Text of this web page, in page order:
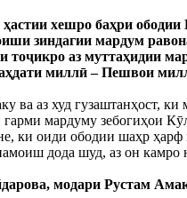
хешро баҳри ободии
зиндагии мардум
тоҷикро аз муттаҳидии
миллӣ – Пешвои
ва аз худ гузаштанҳост,
мардуму зебогиҳои
ки оиди ободии шаҳр
дода шуд, аз он камро
модари Рустам